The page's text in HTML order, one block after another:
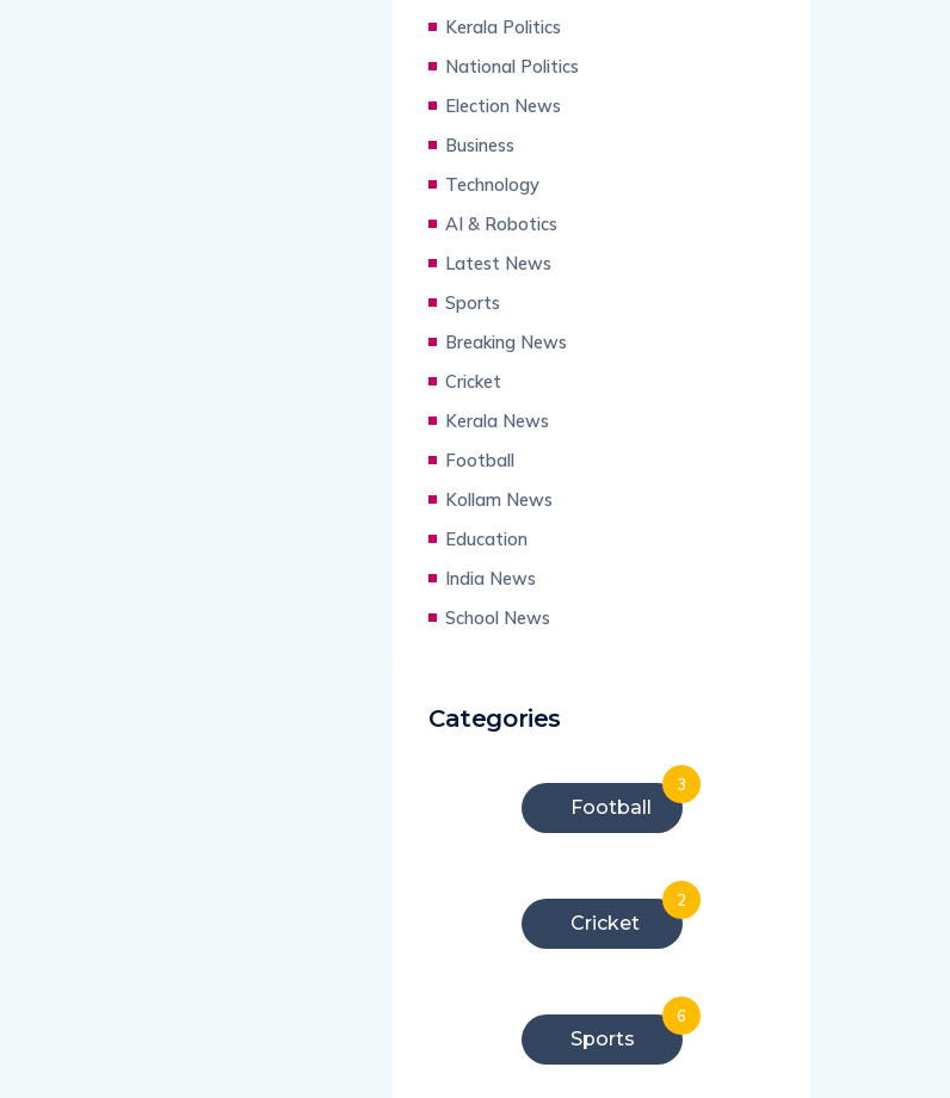
Kerala Politics
National Politics
Election News
Business
Technology
AI & Robotics
Latest News
Sports
Breaking News
Cricket
Kerala News
Football
Kollam News
Education
India News
School News
Categories
Football
3
Cricket
2
Sports
6